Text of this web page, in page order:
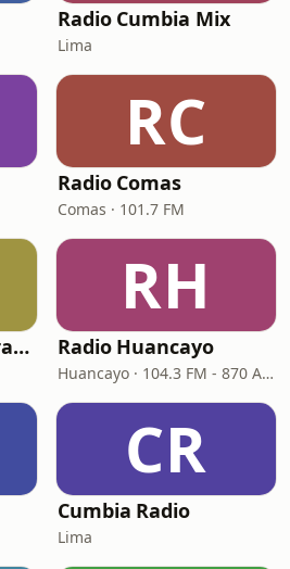
Radio Cumbia Mix
Lima
RC
Radio Comas
Comas · 101.7 FM
Radio Corazón Serrano
RH
Radio Huancayo
Huancayo · 104.3 FM - 870 AM
CR
Cumbia Radio
Lima